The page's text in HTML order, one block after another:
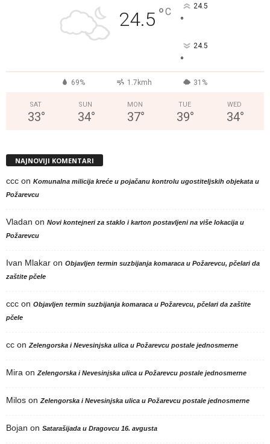
24.5 °C 24.5
°
24.5
°
69% 1.7kmh 31%
SAT
33°
SUN
34°
MON
37°
TUE
39°
WED
34°
NAJNOVIJI KOMENTARI
ccc on Komunalna milicija kreće u pojačanu kontrolu ugostiteljskih objekata u
Požarevcu
Vladan on Novi kontejneri za staklo i karton postavljeni na više lokacija u
Požarevcu
Ivan Mlakar on Objavljen termin suzbijanja komaraca u Požarevcu, pčelari da
zaštite pčele
ccc on Objavljen termin suzbijanja komaraca u Požarevcu, pčelari da zaštite
pčele
cc on Zelengorska i Nevesinjska ulica u Požarevcu postale jednosmerne
Mira on Zelengorska i Nevesinjska ulica u Požarevcu postale jednosmerne
Milos on Zelengorska i Nevesinjska ulica u Požarevcu postale jednosmerne
Bojan on Satarašijada u Dragovcu 16. avgusta